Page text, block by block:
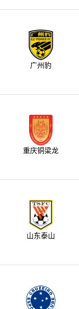
广州豹
重庆铜梁龙
山东泰山